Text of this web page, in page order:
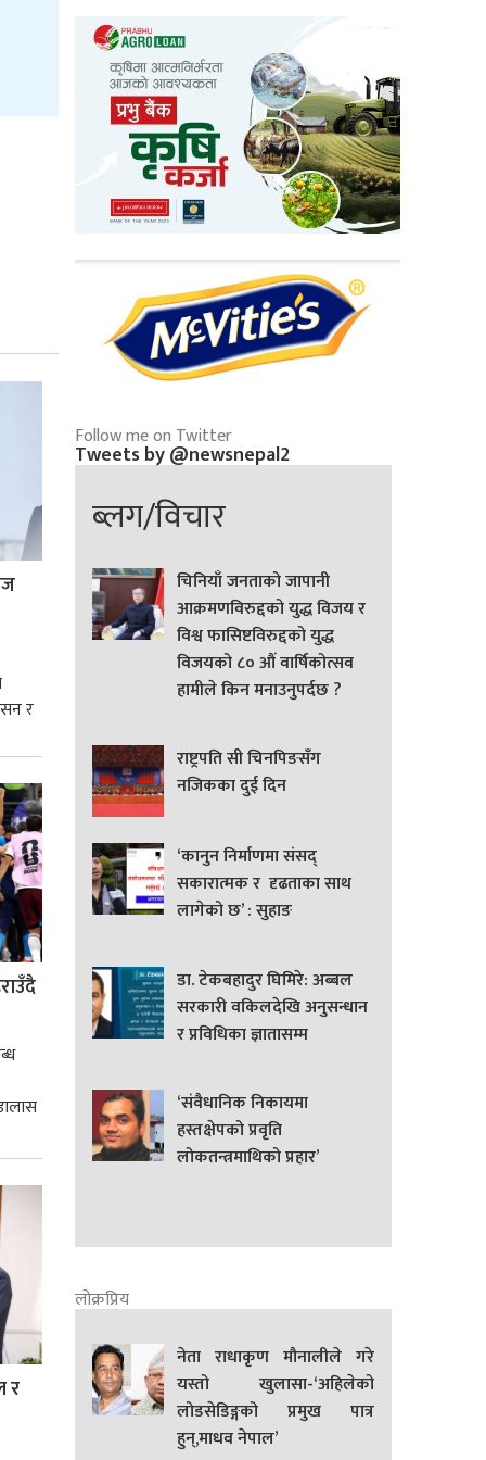
र
र
Follow me on Twitter
Tweets by @newsnepal2
ब्लग/विचार
चिनियाँ जनताको जापानी
आक्रमणविरुद्दको युद्ध विजय र
विश्व फासिष्टविरुद्दको युद्ध
विजयको ८० औं वार्षिकोत्सव
हामीले किन मनाउनुपर्दछ ?
राष्ट्रपति सी चिनपिङसँग
नजिकका दुई दिन
‘कानुन निर्माणमा संसद्
सकारात्मक र दृढताका साथ
लागेको छ’ : सुहाङ
डा. टेकबहादुर घिमिरे: अब्बल
सरकारी वकिलदेखि अनुसन्धान
र प्रविधिका ज्ञातासम्म
‘संवैधानिक निकायमा
हस्तक्षेपको प्रवृति
लोकतन्त्रमाथिको प्रहार’
लोक्रप्रिय
नेता राधाकृण मौनालीले गरे
यस्तो खुलासा-‘अहिलेको
लोडसेडिङ्गको प्रमुख पात्र
हुन्,माधव नेपाल’